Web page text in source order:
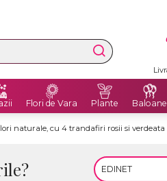
Flori de Vara Plante Baloane
naturale, cu 4 trandafiri rosii si verdeata